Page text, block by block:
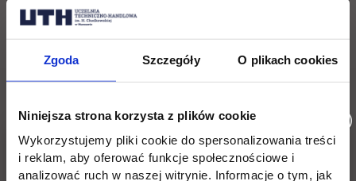
Zgoda Szczegóły O plikach cookies
Niniejsza strona korzysta z plików cookie
Wykorzystujemy pliki cookie do spersonalizowania treści
i reklam, aby oferować funkcje społecznościowe i
analizować ruch w naszej witrynie. Informacje o tym, jak
Pomiń
Informacje w stopce
Edukacja
Licencjackie
Inżynierskie
Magisterskie
Student
Wirtualna uczelnia
Dziekanat
Biblioteka